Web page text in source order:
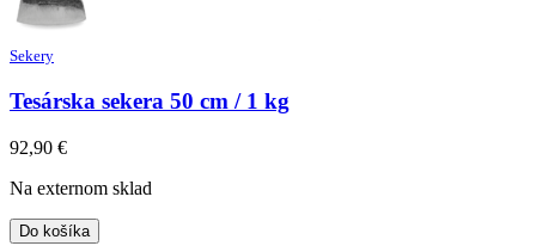
Sekery
Tesárska sekera 50 cm / 1 kg
92,90 €
Na externom sklad
Do košíka